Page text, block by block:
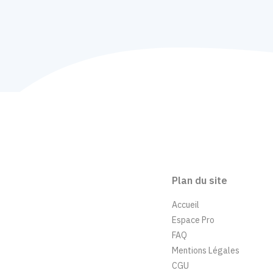
Plan du site
Accueil
Espace Pro
FAQ
Mentions Légales
CGU